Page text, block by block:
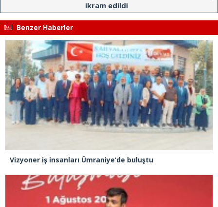
ikram edildi
Benzer Haberler
Vizyoner iş insanları Ümraniye’de buluştu